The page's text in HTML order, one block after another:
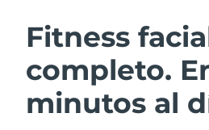
Fitness
completo.
minutos al
Limpieza facial
Austria
Baréin
Bélgica